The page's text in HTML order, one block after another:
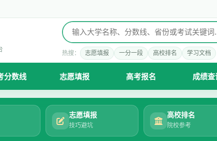
热搜： 志愿填报 一分一段 高校排名 学习文档
分数线 志愿填报 高考报名 成绩查
志愿填报
技巧避坑
高校排名
院校参考